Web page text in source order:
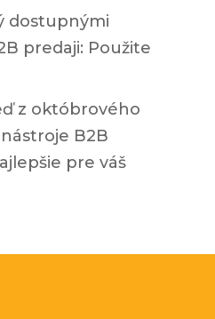
dostupnými
predaji: Použite
z októbrového
B2B
pre váš